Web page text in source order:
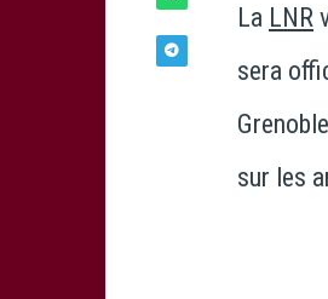
La LNR
sera
sur les